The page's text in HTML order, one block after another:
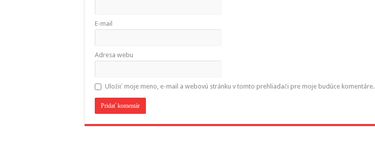
E-mail
Adresa webu
Uložiť moje meno, e-mail a webovú stránku v tomto prehliadači pre moje budúce komentáre.